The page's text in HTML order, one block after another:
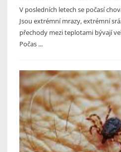
V posledních letech se počasí
Jsou extrémní mrazy, extrémní
přechody mezi teplotami bývají
Počas ...